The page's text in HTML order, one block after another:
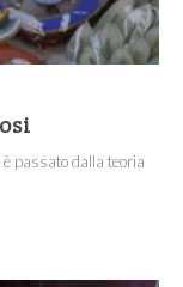
passato dalla teoria